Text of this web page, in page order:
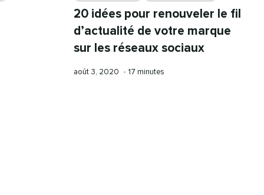
20 idées pour renouveler le fil
d’actualité de votre marque
sur les réseaux sociaux
Publication
août 3, 2020 • Temps
17 minutes